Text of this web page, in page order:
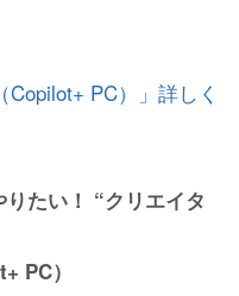
Copilot+ PC）」詳しく
たい！ “クリエイタ
PC）